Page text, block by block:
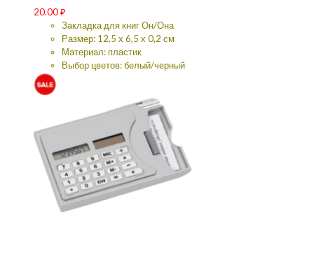
20.00₽
Закладка для книг Он/Она
Размер: 12,5 х 6,5 х 0,2 см
Материал: пластик
Выбор цветов: белый/черный